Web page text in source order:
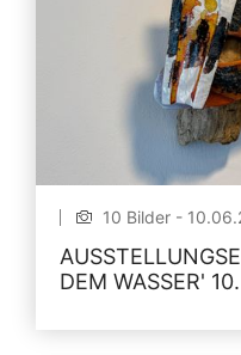
10 Bilder -
DEM WASSER'